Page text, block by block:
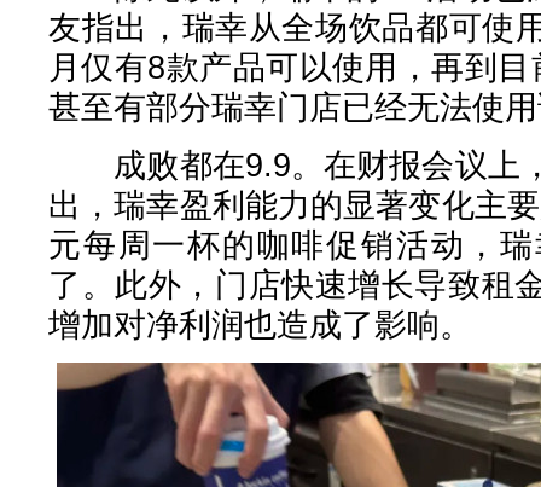
友指出，瑞幸从全场饮品都可使
月仅有8款产品可以使用，再到
甚至有部分瑞幸门店已经无法使
成败都在9.9。在财报会议上
出，瑞幸盈利能力的显著变化主
元每周一杯的咖啡促销活动，
了。此外，门店快速增长导致租
增加对净利润也造成了影响。